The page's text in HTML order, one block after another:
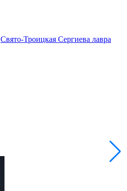
Свято-Троицкая Сергиева лавра